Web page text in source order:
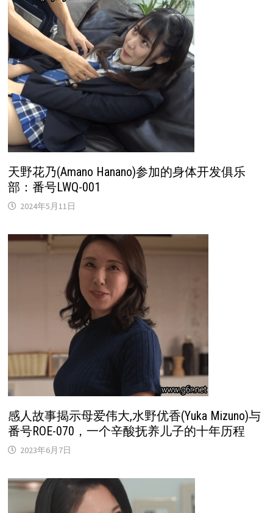
天野花乃(Amano Hanano)参加的身体开发俱乐
部：番号LWQ-001
2024年5月11日
感人故事揭示母爱伟大,水野优香(Yuka Mizuno)与
番号ROE-070，一个辛酸抚养儿子的十年历程
2023年6月7日